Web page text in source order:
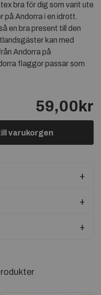
bra för dig som varit ute
på Andorra i en idrott.
en bra present till den
kan med
Andorra på
flaggor passar som
59,00kr
varukorgen